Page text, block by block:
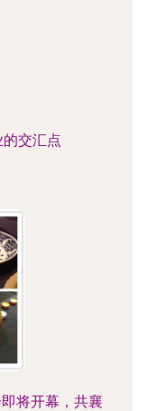
交汇点
将开幕，共襄